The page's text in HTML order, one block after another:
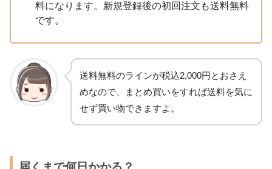
料になります。新規登録後の初回注文も送料無料
です。
送料無料のラインが税込2,000円とおさえ
めなので、まとめ買いをすれば送料を気に
せず買い物できますよ。